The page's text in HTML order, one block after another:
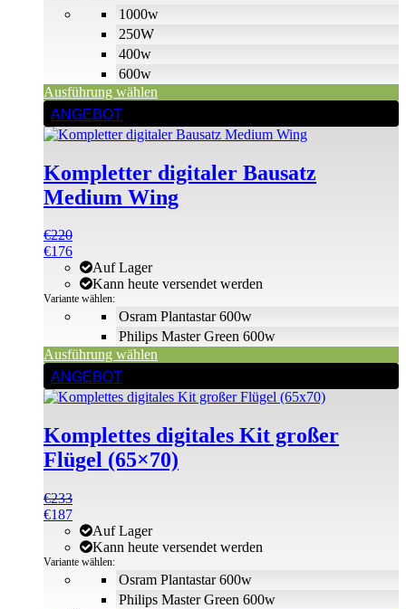
1000w
250W
400w
600w
Ausführung wählen
ANGEBOT
Kompletter digitaler Bausatz
Medium Wing
€220
€176
Osram Plantastar 600w
Philips Master Green 600w
Auf Lager
Kann heute versendet werden
Variante wählen:
Ausführung wählen
Dieses
Produkt
weist
Varianten
auf.
Die
können
auf
Produktseite
gewählt
werden
ANGEBOT
Komplettes digitales Kit großer
Flügel (65×70)
€233
€187
Osram Plantastar 600w
Philips Master Green 600w
Auf Lager
Kann heute versendet werden
Variante wählen:
Dieses
Produkt
weist
Varianten
auf.
Die
können
auf
Produktseite
gewählt
werden